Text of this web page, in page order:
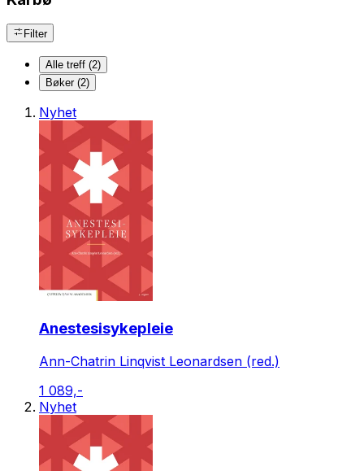
Filter
Alle treff (2)
Bøker (2)
Nyhet
Anestesisykepleie
Ann-Chatrin Linqvist Leonardsen (red.)
1 089,-
Nyhet